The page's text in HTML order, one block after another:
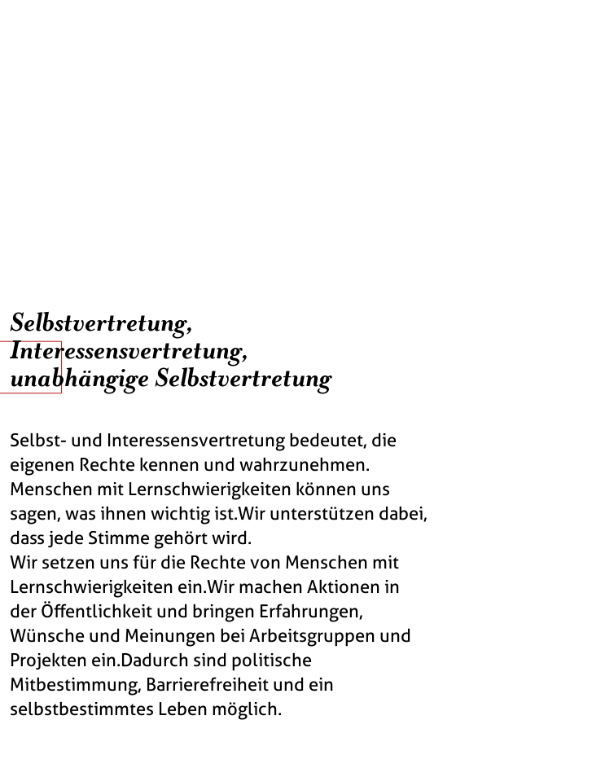
Selbstvertretung,
Interessensvertretung,
unabhängige Selbstvertretung
Selbst- und Interessensvertretung bedeutet, die
eigenen Rechte kennen und wahrzunehmen.
Menschen mit Lernschwierigkeiten können uns
sagen, was ihnen wichtig ist.Wir unterstützen dabei,
dass jede Stimme gehört wird.
Wir setzen uns für die Rechte von Menschen mit
Lernschwierigkeiten ein.Wir machen Aktionen in
der Öffentlichkeit und bringen Erfahrungen,
Wünsche und Meinungen bei Arbeitsgruppen und
Projekten ein.Dadurch sind politische
Mitbestimmung, Barrierefreiheit und ein
selbstbestimmtes Leben möglich.